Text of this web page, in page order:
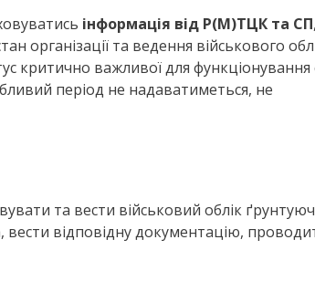
інформація від Р(М)ТЦК та СП
організації та ведення військового
критично важливої для
період не надаватиметься, не
та вести військовий облік
відповідну документацію,